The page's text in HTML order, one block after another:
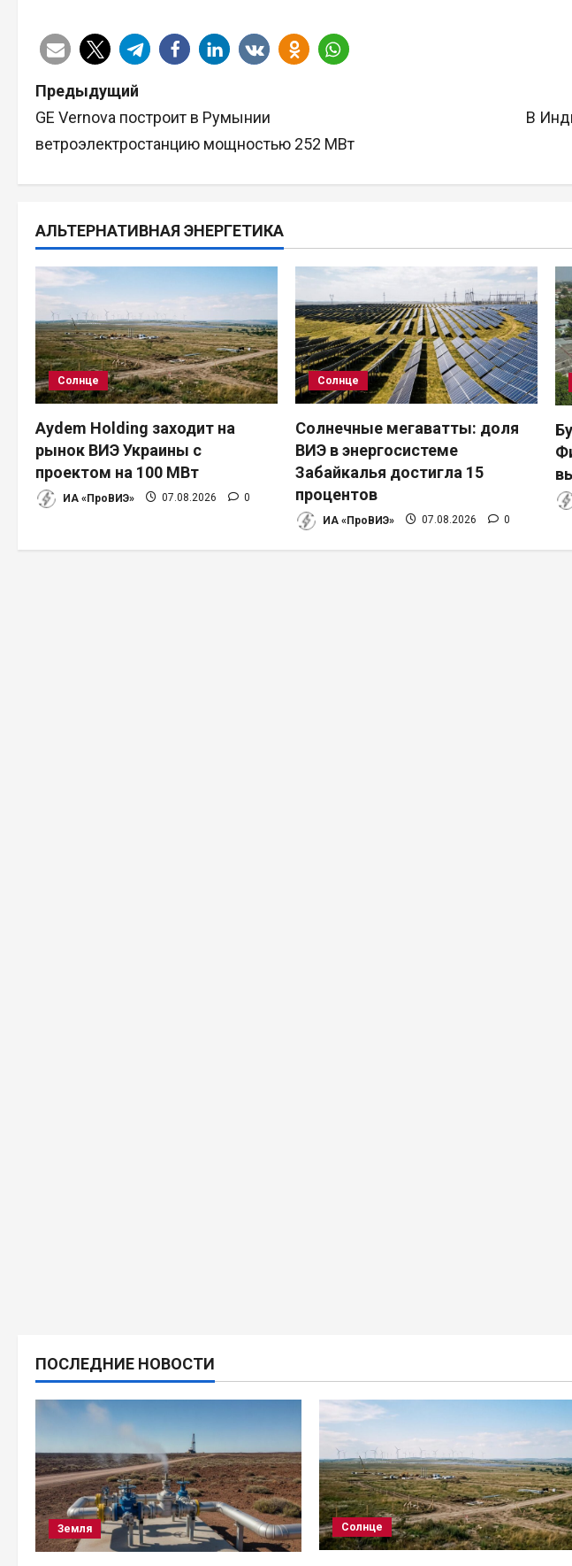
Н
а
г
а
ц
и
я
п
о
з
а
Предыдущий
GE Vernova построит в Румынии
ветроэлектростанцию мощностью 252 МВт
В
АЛЬТЕРНАТИВНАЯ ЭНЕРГЕТИКА
Солнце
Aydem Holding заходит на
рынок ВИЭ Украины с
проектом на 100 МВт
ИА «ПроВИЭ» 07.08.2026 0
Солнце
Солнечные мегаватты: доля
ВИЭ в энергосистеме
Забайкалья достигла 15
процентов
ИА «ПроВИЭ» 07.08.2026 0
ПОСЛЕДНИЕ НОВОСТИ
Земля Солнце